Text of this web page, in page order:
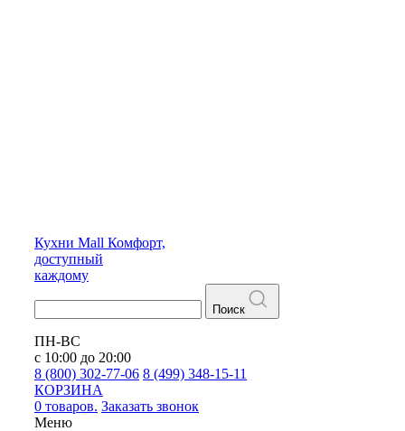
Кухни Mall Комфорт,
доступный
каждому
Поиск
ПН-ВС
с 10:00 до 20:00
8 (800) 302-77-06 8 (499) 348-15-11
КОРЗИНА
0 товаров. Заказать звонок
Меню